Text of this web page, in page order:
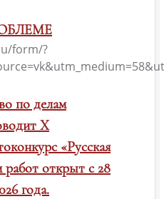
form/?
по делам
X
«Русская
открыт с 28
года.